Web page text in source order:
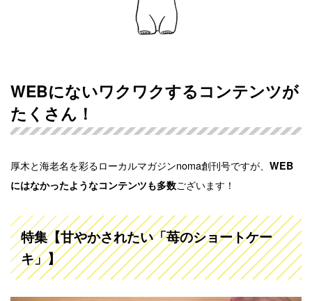
WEBにないワクワクするコンテンツが
たくさん！
厚木と海老名を彩るローカルマガジンnoma創刊号ですが、 WEB
にはなかったようなコンテンツも多数ございます！
特集【甘やかされたい「苺のショートケー
キ」】